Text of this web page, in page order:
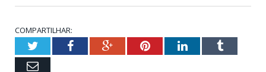
COMPARTILHAR:
TwitterFacebookGoogle+PinterestLinkedInTumblr
Email